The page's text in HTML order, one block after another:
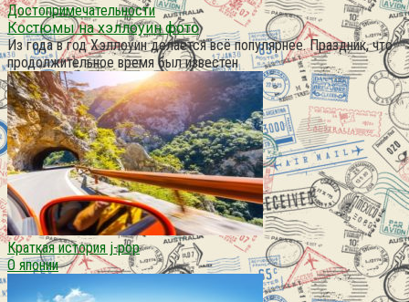
Достопримечательности
Костюмы на хэллоуин фото
Из года в год Хэллоуин делается всё популярнее. Праздник, что
продолжительное время был известен
Краткая история j-pop
О японии